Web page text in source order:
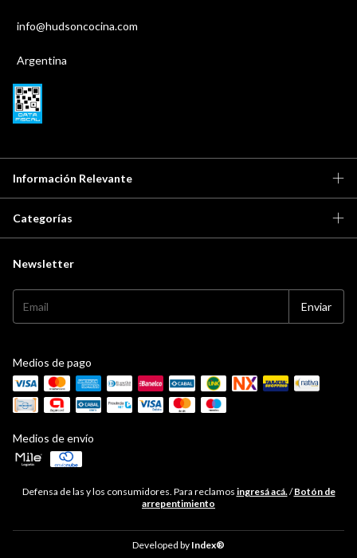
info@hudsoncocina.com
Argentina
Información Relevante
Categorías
Newsletter
Medios de pago
Medios de envío
Defensa de las y los consumidores. Para reclamos ingresá acá./ Botón de
arrepentimiento
Developed by Index®